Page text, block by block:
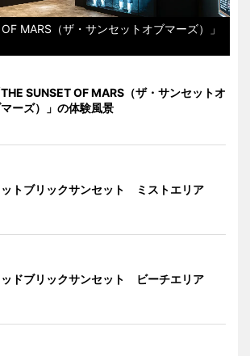
OF MARS（ザ・サンセットオブマーズ）」
THE SUNSET OF MARS（ザ・サンセットオ
ーズ）」の体験風景
ットブリックサンセット ミストエリア
ッドブリックサンセット ビーチエリア